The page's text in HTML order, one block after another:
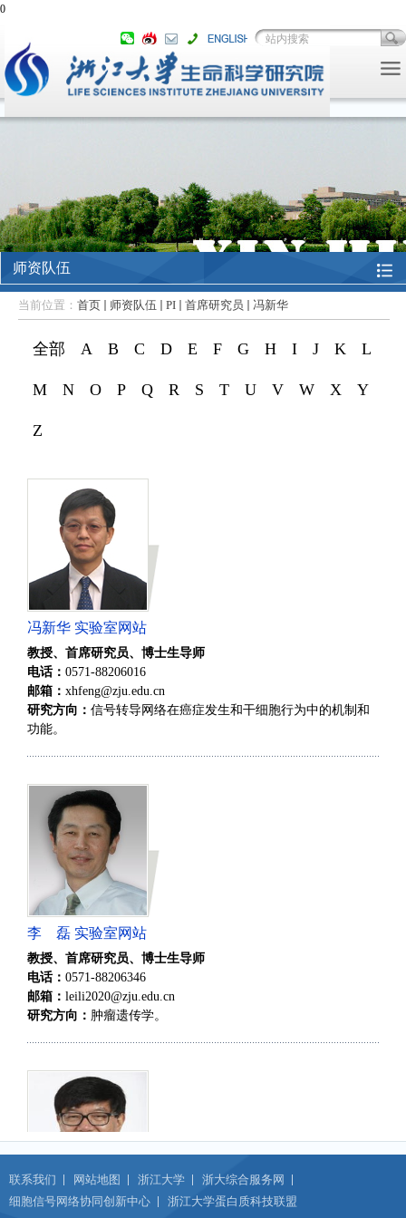
0
师资队伍
当前位置： 首页 师资队伍 PI 首席研究员 冯新华
全部 A B C D E F G H I J K L
M N O P Q R S T U V W X Y
Z
冯新华 实验室网站
教授、首席研究员、博士生导师
电话： 0571-88206016
邮箱： xhfeng@zju.edu.cn
研究方向： 信号转导网络在癌症发生和干细胞行为中的机制和
功能。
李 磊 实验室网站
教授、首席研究员、博士生导师
电话： 0571-88206346
邮箱： leili2020@zju.edu.cn
研究方向： 肿瘤遗传学。
联系我们 网站地图 浙江大学
浙大综合服务网
细胞信号网络协同创新中心
浙江大学蛋白质科技联盟